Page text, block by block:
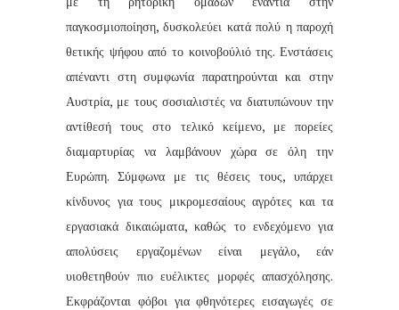
παγκοσμιοποίηση, δυσκολεύει κατά πολύ η παροχή
θετικής ψήφου από το κοινοβούλιό της. Ενστάσεις
απέναντι στη συμφωνία παρατηρούνται και στην
Αυστρία, με τους σοσιαλιστές να διατυπώνουν την
αντίθεσή τους στο τελικό κείμενο, με πορείες
διαμαρτυρίας να λαμβάνουν χώρα σε όλη την
Ευρώπη. Σύμφωνα με τις θέσεις τους, υπάρχει
κίνδυνος για τους μικρομεσαίους αγρότες και τα
εργασιακά δικαιώματα, καθώς το ενδεχόμενο για
απολύσεις εργαζομένων είναι μεγάλο, εάν
υιοθετηθούν πιο ευέλικτες μορφές απασχόλησης.
Εκφράζονται φόβοι για φθηνότερες εισαγωγές σε